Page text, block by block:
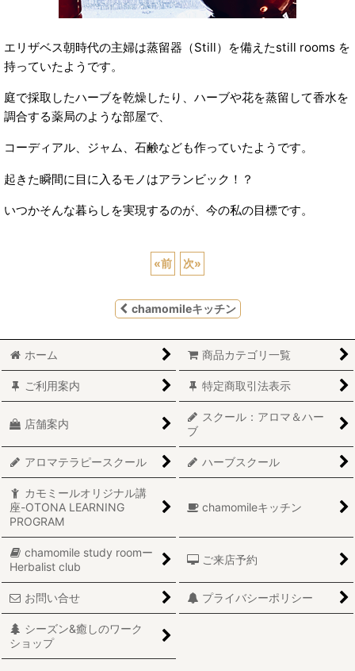
エリザベス朝時代の主婦は蒸留器（Still）を備えたstill rooms を
持っていたようです。
庭で採取したハーブを乾燥したり、ハーブや花を蒸留して香水を
調合する薬局のような部屋で、
コーディアル、ジャム、石鹸なども作っていたようです。
起きた瞬間に目に入るモノはアランビック！？
いつかそんな暮らしを実現するのが、今の私の目標です。
«前 次»
chamomileキッチン
ホーム 商品カテゴリ一覧
ご利用案内 特定商取引法表示
店舗案内
スクール：アロマ＆ハー
ブ
アロマテラピースクール ハーブスクール
カモミールオリジナル講
座-OTONA LEARNING
PROGRAM
chamomileキッチン
chamomile study roomー
Herbalist club
ご来店予約
お問い合せ プライバシーポリシー
シーズン&癒しのワーク
ショップ